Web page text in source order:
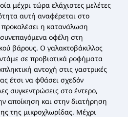
μέχρι τώρα ελάχιστες μελέτες
αυτή αναφέρεται στο
η κατανάλωση
οφέλη στη
βάρους. O γαλακτοβάκιλλος
σε προβιοτικά ροφήματα
αντοχή στις γαστρικές
έτσι να φθάσει σχεδόν
συγκεντρώσεις στο έντερο,
αποίκηση και στην διατήρηση
της μικροχλωρίδας. Μέχρι